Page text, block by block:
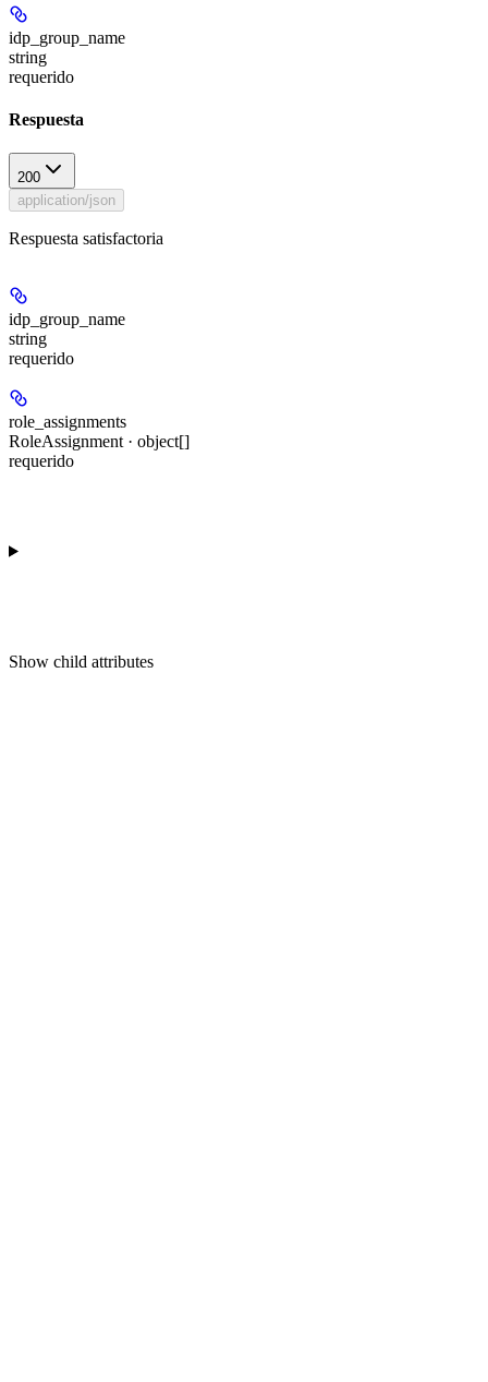
idp_group_name
string
requerido
Respuesta
200
application/json
Respuesta satisfactoria
idp_group_name
string
requerido
role_assignments
RoleAssignment · object[]
requerido
Show child attributes